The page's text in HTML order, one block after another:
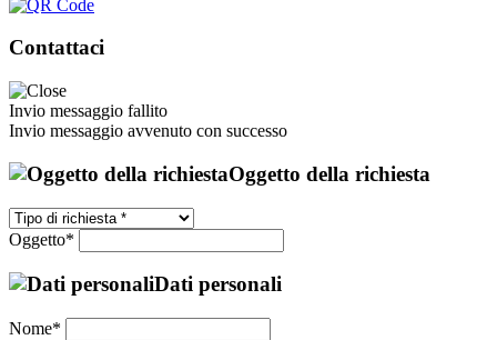
Contattaci
Invio messaggio fallito
Invio messaggio avvenuto con successo
Oggetto della richiesta
Oggetto*
Dati personali
Nome*